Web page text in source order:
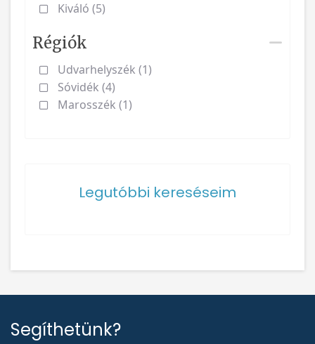
Kiváló (5)
Régiók
Udvarhelyszék (1)
Sóvidék (4)
Marosszék (1)
Legutóbbi kereséseim
Segíthetünk?